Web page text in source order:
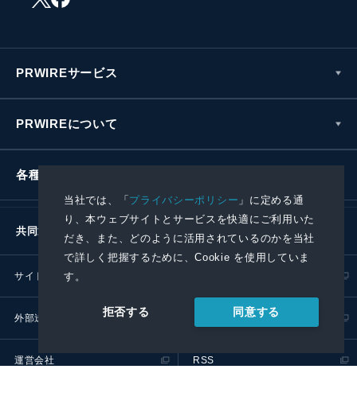
当社では、「プライバシーポリシー 」に定める通
り、本ウェブサイトとサービスを快適にご利用いた
だき、また、どのように活用されているのかを当社
で詳しく把握するために、Cookie を使用していま
す。
拒否する 同意する
PRWIREサービス
PRWIREについて
各種お問い合わせ
共同通信社グループ
サイトポリシー
外部送信ポリシー プレスリリース取扱基準
運営会社 RSS